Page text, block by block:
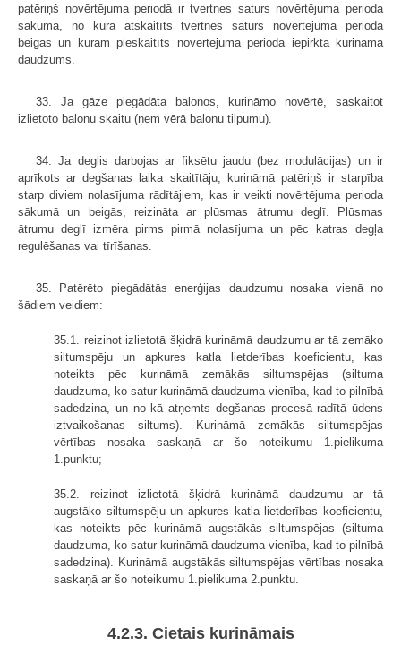
patēriņš novērtējuma periodā ir tvertnes saturs novērtējuma perioda
sākumā, no kura atskaitīts tvertnes saturs novērtējuma perioda
beigās un kuram pieskaitīts novērtējuma periodā iepirktā kurināmā
daudzums.
33. Ja gāze piegādāta balonos, kurināmo novērtē, saskaitot
izlietoto balonu skaitu (ņem vērā balonu tilpumu).
34. Ja deglis darbojas ar fiksētu jaudu (bez modulācijas) un ir
aprīkots ar degšanas laika skaitītāju, kurināmā patēriņš ir starpība
starp diviem nolasījuma rādītājiem, kas ir veikti novērtējuma perioda
sākumā un beigās, reizināta ar plūsmas ātrumu deglī. Plūsmas
ātrumu deglī izmēra pirms pirmā nolasījuma un pēc katras degļa
regulēšanas vai tīrīšanas.
35. Patērēto piegādātās enerģijas daudzumu nosaka vienā no
šādiem veidiem:
35.1. reizinot izlietotā šķidrā kurināmā daudzumu ar tā zemāko
siltumspēju un apkures katla lietderības koeficientu, kas
noteikts pēc kurināmā zemākās siltumspējas (siltuma
daudzuma, ko satur kurināmā daudzuma vienība, kad to pilnībā
sadedzina, un no kā atņemts degšanas procesā radītā ūdens
iztvaikošanas siltums). Kurināmā zemākās siltumspējas
vērtības nosaka saskaņā ar šo noteikumu 1.pielikuma
1.punktu;
35.2. reizinot izlietotā šķidrā kurināmā daudzumu ar tā
augstāko siltumspēju un apkures katla lietderības koeficientu,
kas noteikts pēc kurināmā augstākās siltumspējas (siltuma
daudzuma, ko satur kurināmā daudzuma vienība, kad to pilnībā
sadedzina). Kurināmā augstākās siltumspējas vērtības nosaka
saskaņā ar šo noteikumu 1.pielikuma 2.punktu.
4.2.3. Cietais kurināmais